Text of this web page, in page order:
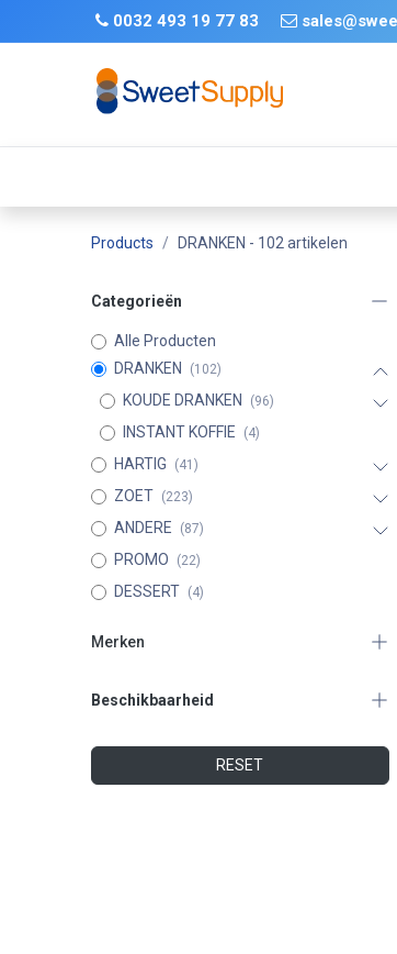
Overslaan naar inhoud
0032 493 19 77 83 ​
Products DRANKEN - 102 artikelen
Categorieën
Alle Producten
DRANKEN
(102)
KOUDE DRANKEN (96)
INSTANT KOFFIE (4)
HARTIG (41)
ZOET (223)
ANDERE (87)
PROMO (22)
DESSERT (4)
Merken
Beschikbaarheid
RESET